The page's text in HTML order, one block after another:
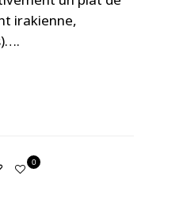
irakienne,
0